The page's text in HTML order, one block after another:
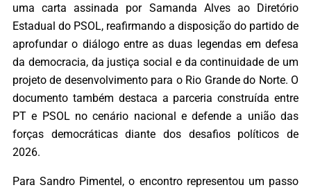
uma carta assinada por Samanda Alves ao Diretório
Estadual do PSOL, reafirmando a disposição do partido de
aprofundar o diálogo entre as duas legendas em defesa
da democracia, da justiça social e da continuidade de um
projeto de desenvolvimento para o Rio Grande do Norte. O
documento também destaca a parceria construída entre
PT e PSOL no cenário nacional e defende a união das
forças democráticas diante dos desafios políticos de
2026.
Para Sandro Pimentel, o encontro representou um passo